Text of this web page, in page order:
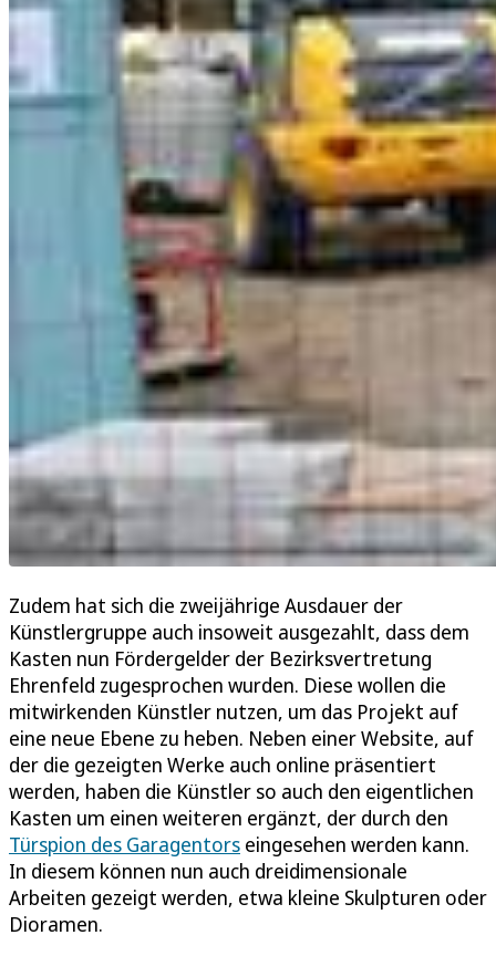
Zudem hat sich die zweijährige Ausdauer der
Künstlergruppe auch insoweit ausgezahlt, dass dem
Kasten nun Fördergelder der Bezirksvertretung
Ehrenfeld zugesprochen wurden. Diese wollen die
mitwirkenden Künstler nutzen, um das Projekt auf
eine neue Ebene zu heben. Neben einer Website, auf
der die gezeigten Werke auch online präsentiert
werden, haben die Künstler so auch den eigentlichen
Kasten um einen weiteren ergänzt, der durch den
Türspion des Garagentors eingesehen werden kann.
In diesem können nun auch dreidimensionale
Arbeiten gezeigt werden, etwa kleine Skulpturen oder
Dioramen.